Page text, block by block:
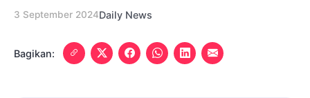
3 September 2024Daily News
Bagikan: